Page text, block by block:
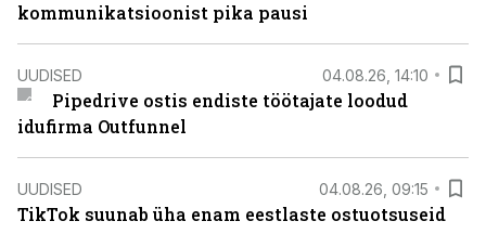
kommunikatsioonist pika pausi
UUDISED 04.08.26, 14:10
Pipedrive ostis endiste töötajate loodud
idufirma Outfunnel
UUDISED 04.08.26, 09:15
TikTok suunab üha enam eestlaste ostuotsuseid